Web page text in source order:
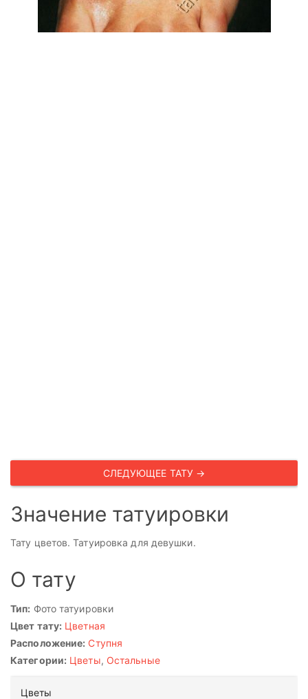
СЛЕДУЮЩЕЕ ТАТУ →
Значение татуировки
Тату цветов. Татуировка для девушки.
О тату
Тип: Фото татуировки
Цвет тату: Цветная
Расположение: Ступня
Категории: Цветы, Остальные
Цветы